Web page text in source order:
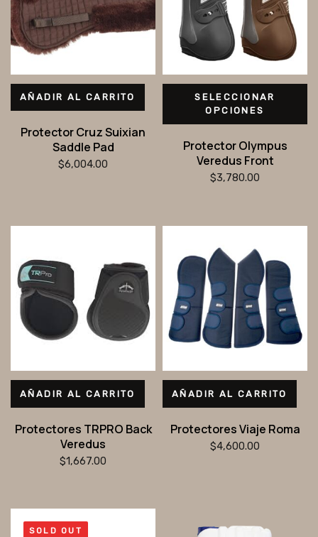
AÑADIR AL CARRITO
Protector Cruz Suixian
Saddle Pad
$6,004.00
SELECCIONAR
OPCIONES
Protector Olympus
Veredus Front
$3,780.00
AÑADIR AL CARRITO
Protectores TRPRO Back
Veredus
$1,667.00
AÑADIR AL CARRITO
Protectores Viaje Roma
$4,600.00
SOLD OUT